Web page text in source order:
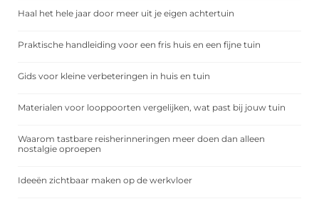
Haal het hele jaar door meer uit je eigen achtertuin
Praktische handleiding voor een fris huis en een fijne tuin
Gids voor kleine verbeteringen in huis en tuin
Materialen voor looppoorten vergelijken, wat past bij jouw tuin
Waarom tastbare reisherinneringen meer doen dan alleen
nostalgie oproepen
Ideeën zichtbaar maken op de werkvloer